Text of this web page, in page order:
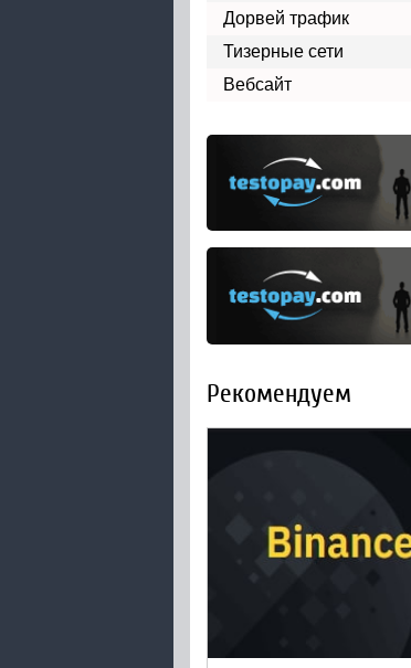
Дорвей трафик
Тизерные сети
Вебсайт
Рекомендуем